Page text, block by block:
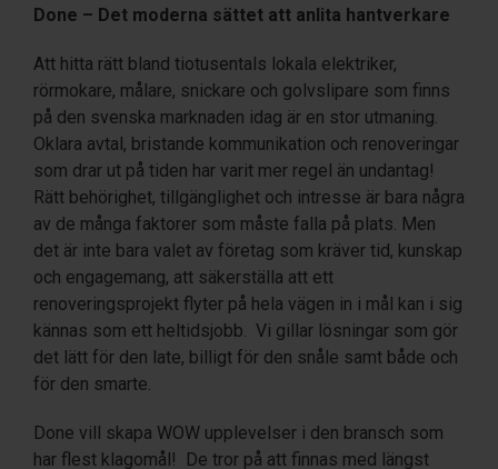
Done – Det moderna sättet att anlita hantverkare
Att hitta rätt bland tiotusentals lokala elektriker,
rörmokare, målare, snickare och golvslipare som finns
på den svenska marknaden idag är en stor utmaning.
Oklara avtal, bristande kommunikation och renoveringar
som drar ut på tiden har varit mer regel än undantag!
Rätt behörighet, tillgänglighet och intresse är bara några
av de många faktorer som måste falla på plats. Men
det är inte bara valet av företag som kräver tid, kunskap
och engagemang, att säkerställa att ett
renoveringsprojekt flyter på hela vägen in i mål kan i sig
kännas som ett heltidsjobb. Vi gillar lösningar som gör
det lätt för den late, billigt för den snåle samt både och
för den smarte.
Done vill skapa WOW upplevelser i den bransch som
har flest klagomål! De tror på att finnas med längst